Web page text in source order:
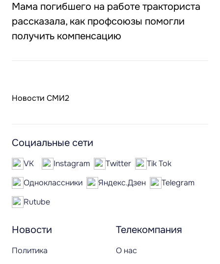
Мама погибшего на работе тракториста
рассказала, как профсоюзы помогли
получить компенсацию
Новости СМИ2
Новости
Политика
Телекомпания
О нас
Социальные сети
VK Instagram Twitter
Tik Tok
Одноклассники
Яндекс.Дзен
Telegram
Rutube